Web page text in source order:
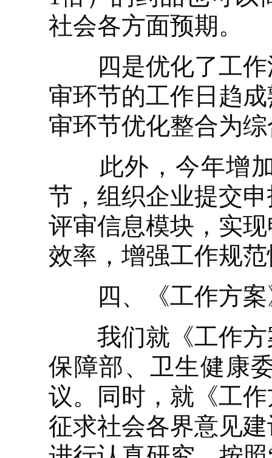
社会各方面预期。
四是优化了工作
审环节的工作日趋
审环节优化整合为
此外，今年增加
节，组织企业提交
评审信息模块，实
效率，增强工作规
四、《工作方案
我们就《工作方
保障部、卫生健康
议。同时，就《工
征求社会各界意见